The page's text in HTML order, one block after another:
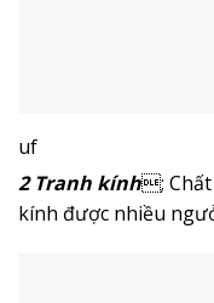
uf
2 Tranh kính;
kính được nhiều